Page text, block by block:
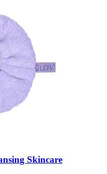
Skincare